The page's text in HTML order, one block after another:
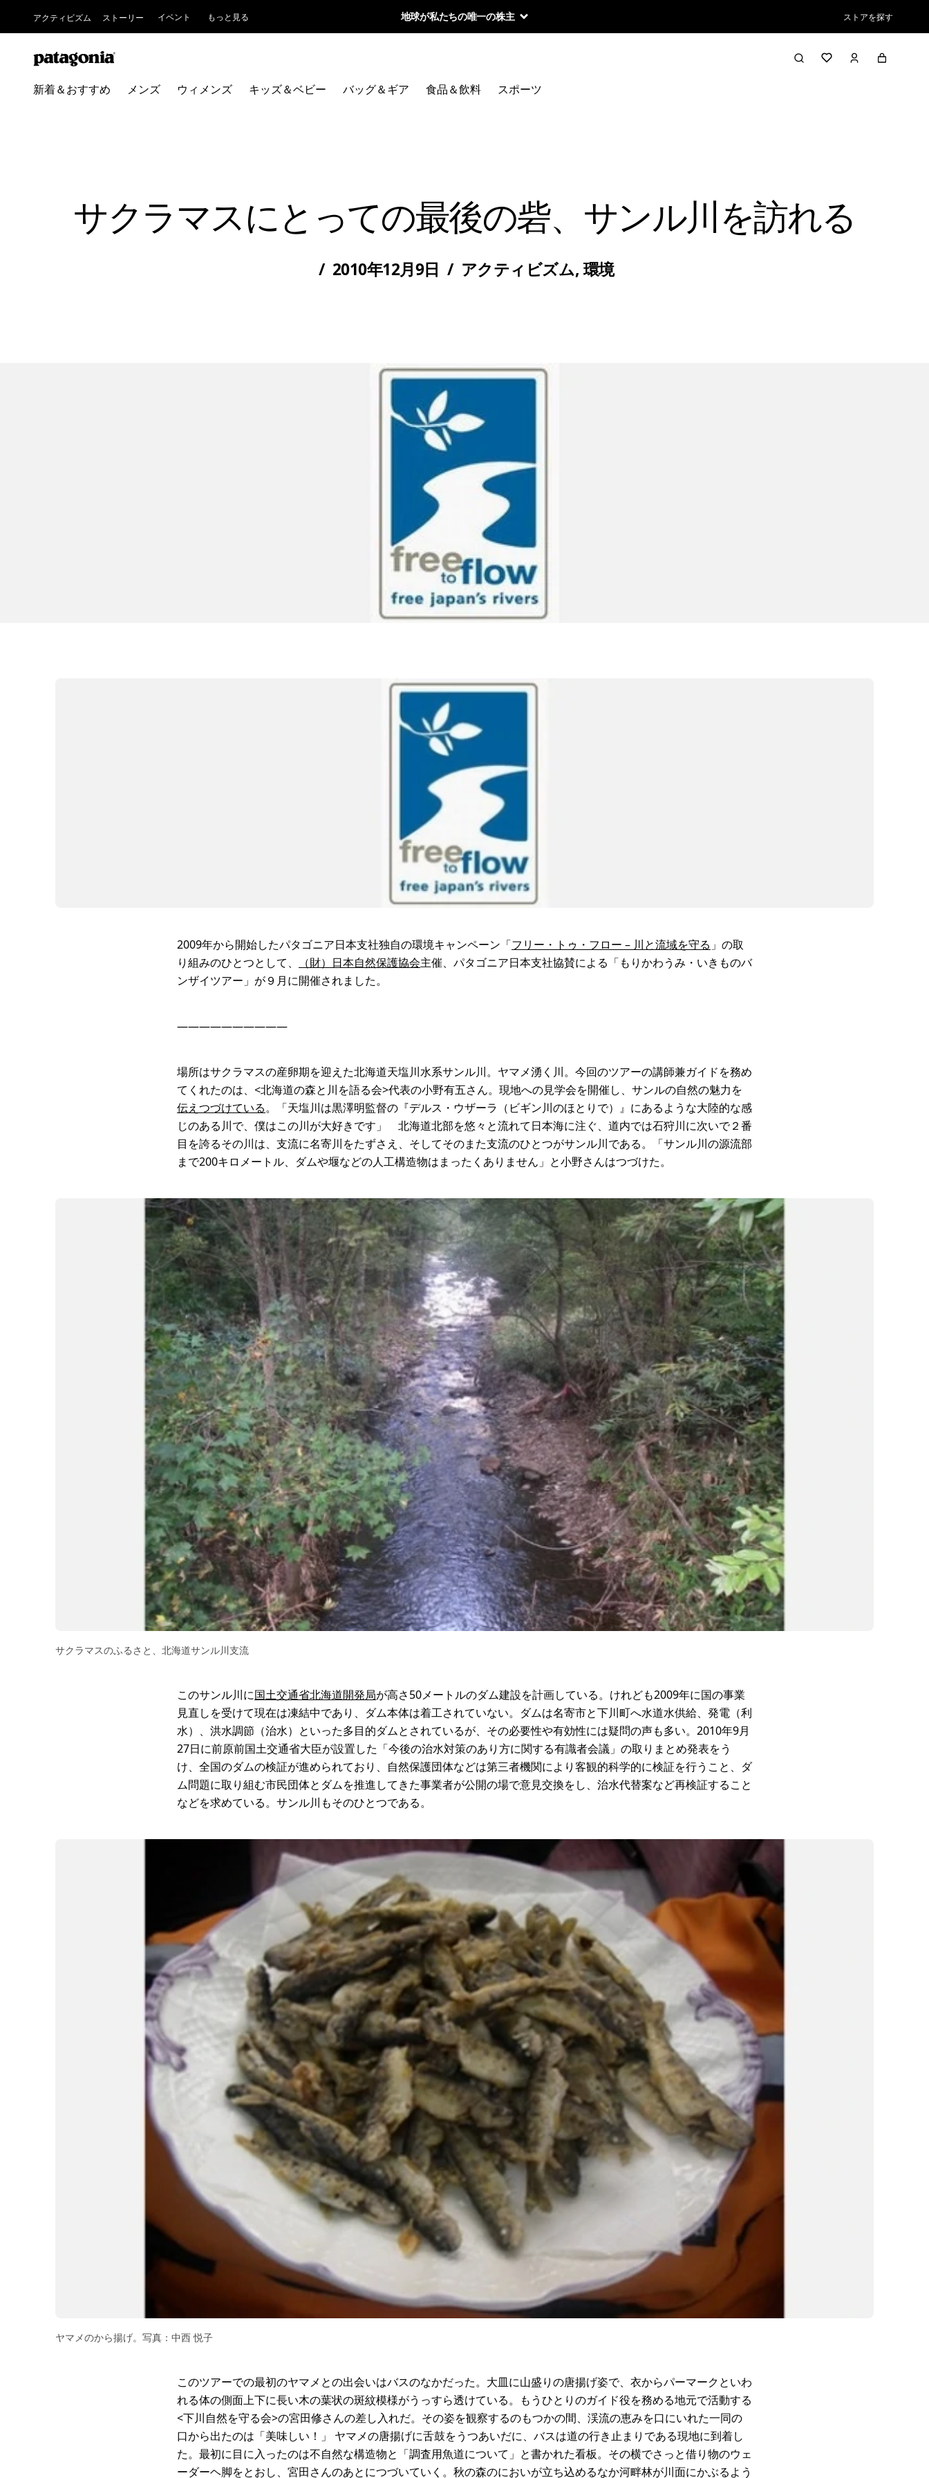
アクティビズム ストーリー イベント もっと見る 地球が私たちの唯一の株主 ストアを探す
新着＆おすすめ メンズ ウィメンズ キッズ＆ベビー バッグ＆ギア 食品＆飲料 スポーツ
サクラマスにとっての最後の砦、サンル川を訪れる
/ 2010年12月9日 / アクティビズム,環境
2009年から開始したパタゴニア日本支社独自の環境キャンペーン「フリー・トゥ・フロー – 川と流域を守る 」の取
り組みのひとつとして、
（財）日本自然保護協会主催、パタゴニア日本支社協賛による「もりかわうみ・いきものバ
ンザイツアー」が９月に開催されました。
——————————
場所はサクラマスの産卵期を迎えた北海道天塩川水系サンル川。ヤマメ湧く川。今回のツアーの講師兼ガイドを務め
てくれたのは、<北海道の森と川を語る会>代表の小野有五さん。現地への見学会を開催し、サンルの自然の魅力を
伝えつづけている。「天塩川は黒澤明監督の『デルス・ウザーラ（ビギン川のほとりで）』にあるような大陸的な感
じのある川で、僕はこの川が大好きです」 北海道北部を悠々と流れて日本海に注ぐ、道内では石狩川に次いで２番
目を誇るその川は、支流に名寄川をたずさえ、そしてそのまた支流のひとつがサンル川である。「サンル川の源流部
まで200キロメートル、ダムや堰などの人工構造物はまったくありません」と小野さんはつづけた。
サクラマスのふるさと、北海道サンル川支流
このサンル川に国土交通省北海道開発局が高さ50メートルのダム建設を計画している。けれども2009年に国の事業
見直しを受けて現在は凍結中であり、ダム本体は着工されていない。ダムは名寄市と下川町へ水道水供給、発電（利
水）、洪水調節（治水）といった多目的ダムとされているが、その必要性や有効性には疑問の声も多い。2010年9月
27日に前原前国土交通省大臣が設置した「今後の治水対策のあり方に関する有識者会議」の取りまとめ発表をう
け、全国のダムの検証が進められており、自然保護団体などは第三者機関により客観的科学的に検証を行うこと、ダ
ム問題に取り組む市民団体とダムを推進してきた事業者が公開の場で意見交換をし、治水代替案など再検証すること
などを求めている。サンル川もそのひとつである。
ヤマメのから揚げ。写真：中西 悦子
このツアーでの最初のヤマメとの出会いはバスのなかだった。大皿に山盛りの唐揚げ姿で、衣からパーマークといわ
れる体の側面上下に長い木の葉状の斑紋模様がうっすら透けている。もうひとりのガイド役を務める地元で活動する
<下川自然を守る会>の宮田修さんの差し入れだ。その姿を観察するのもつかの間、渓流の恵みを口にいれた一同の
口から出たのは「美味しい！」 ヤマメの唐揚げに舌鼓をうつあいだに、バスは道の行き止まりである現地に到着し
た。最初に目に入ったのは不自然な構造物と「調査用魚道について」と書かれた看板。その横でさっと借り物のウェ
ーダーヘ脚をとおし、宮田さんのあとにつづいていく。秋の森のにおいが立ち込めるなか河畔林が川面にかぶるよう